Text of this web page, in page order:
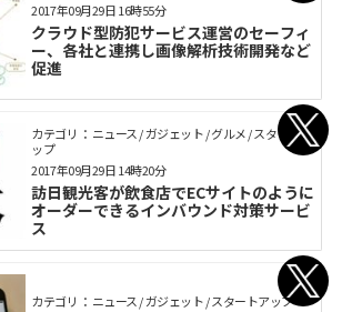
クラウド型防犯サービス運営のセーフィ
ー、各社と連携し画像解析技術開発など
促進
2017年09月29日 16時55分
カテゴリ： ニュース / ガジェット / グルメ / スタートア
ップ
訪日観光客が飲食店でECサイトのように
オーダーできるインバウンド対策サービ
ス
2017年09月29日 14時20分
カテゴリ： ニュース / ガジェット / スタートアップ